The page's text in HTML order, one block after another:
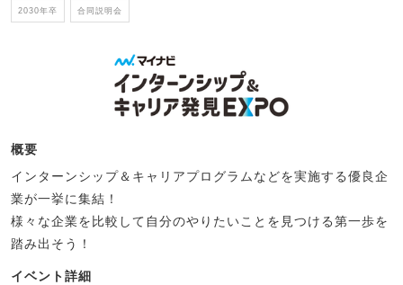
2030年卒 合同説明会
概要
インターンシップ＆キャリアプログラムなどを実施する優良企
業が一挙に集結！
様々な企業を比較して自分のやりたいことを見つける第一歩を
踏み出そう！
イベント詳細